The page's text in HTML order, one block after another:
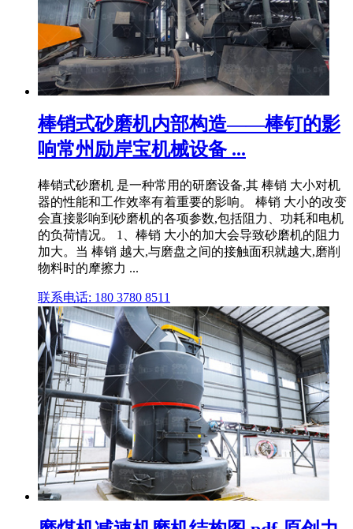
棒销式砂磨机内部构造——棒钉的影
响常州励岸宝机械设备 ...
棒销式砂磨机 是一种常用的研磨设备,其 棒销 大小对机
器的性能和工作效率有着重要的影响。 棒销 大小的改变
会直接影响到砂磨机的各项参数,包括阻力、功耗和电机
的负荷情况。 1、棒销 大小的加大会导致砂磨机的阻力
加大。当 棒销 越大,与磨盘之间的接触面积就越大,磨削
物料时的摩擦力 ...
联系电话: 180 3780 8511